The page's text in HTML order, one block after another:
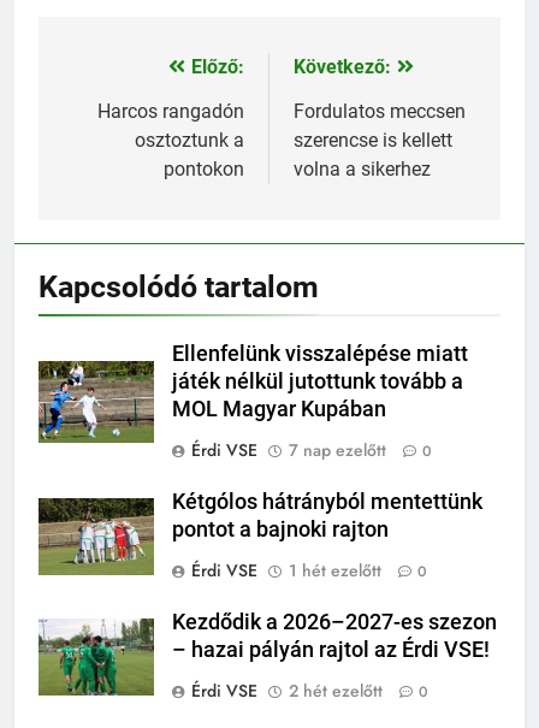
Bejegyzés
navigáció
Előző:
Harcos rangadón
osztoztunk a
pontokon
Következő:
Fordulatos meccsen
szerencse is kellett
volna a sikerhez
Kapcsolódó tartalom
Ellenfelünk visszalépése miatt
játék nélkül jutottunk tovább a
MOL Magyar Kupában
Érdi VSE
7 nap ezelőtt 0
Kétgólos hátrányból mentettünk
pontot a bajnoki rajton
Érdi VSE
1 hét ezelőtt 0
Kezdődik a 2026–2027-es szezon
– hazai pályán rajtol az Érdi VSE!
Érdi VSE
2 hét ezelőtt 0